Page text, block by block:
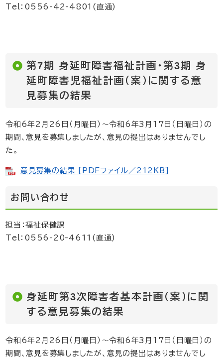
Tel：0556-42-4801(直通)
第7期 身延町障害福祉計画・第3期 身
延町障害児福祉計画（案）に関する意
見募集の結果
令和6年2月26日（月曜日）～令和6年3月17日（日曜日）の
期間、意見を募集しましたが、意見の提出はありませんでし
た。
意見募集の結果 [PDFファイル／212KB]
お問い合わせ
担当：福祉保健課
Tel：0556-20-4611(直通)
身延町第3次障害者基本計画（案）に関
する意見募集の結果
令和6年2月26日（月曜日）～令和6年3月17日（日曜日）の
期間、意見を募集しましたが、意見の提出はありませんでし